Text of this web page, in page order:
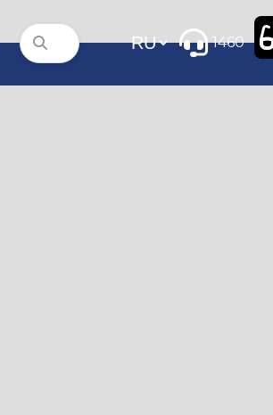
1460